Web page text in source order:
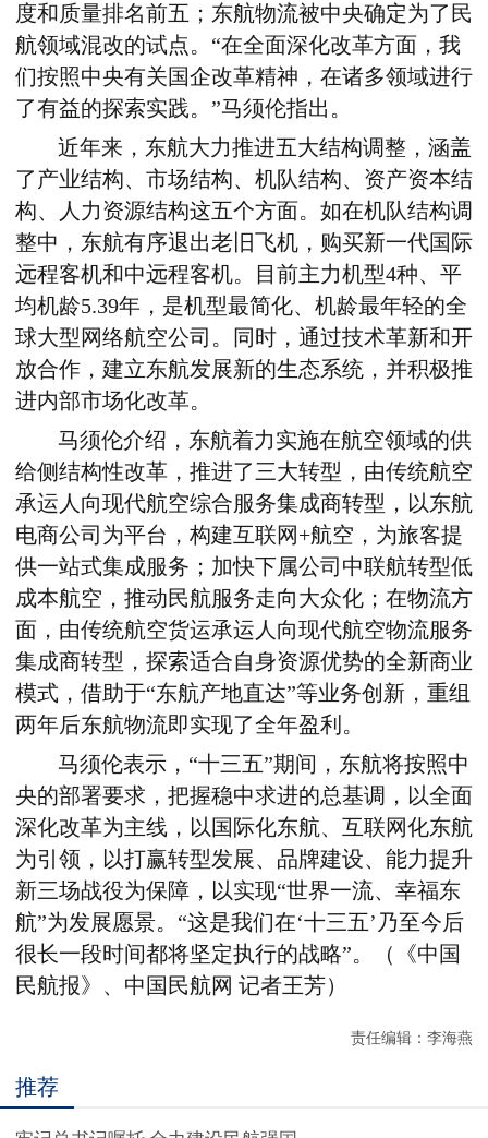
度和质量排名前五；东航物流被中央确定为了民
航领域混改的试点。“在全面深化改革方面，我
们按照中央有关国企改革精神，在诸多领域进行
了有益的探索实践。”马须伦指出。
近年来，东航大力推进五大结构调整，涵盖
了产业结构、市场结构、机队结构、资产资本结
构、人力资源结构这五个方面。如在机队结构调
整中，东航有序退出老旧飞机，购买新一代国际
远程客机和中远程客机。目前主力机型4种、平
均机龄5.39年，是机型最简化、机龄最年轻的全
球大型网络航空公司。同时，通过技术革新和开
放合作，建立东航发展新的生态系统，并积极推
进内部市场化改革。
马须伦介绍，东航着力实施在航空领域的供
给侧结构性改革，推进了三大转型，由传统航空
承运人向现代航空综合服务集成商转型，以东航
电商公司为平台，构建互联网+航空，为旅客提
供一站式集成服务；加快下属公司中联航转型低
成本航空，推动民航服务走向大众化；在物流方
面，由传统航空货运承运人向现代航空物流服务
集成商转型，探索适合自身资源优势的全新商业
模式，借助于“东航产地直达”等业务创新，重组
两年后东航物流即实现了全年盈利。
马须伦表示，“十三五”期间，东航将按照中
央的部署要求，把握稳中求进的总基调，以全面
深化改革为主线，以国际化东航、互联网化东航
为引领，以打赢转型发展、品牌建设、能力提升
新三场战役为保障，以实现“世界一流、幸福东
航”为发展愿景。“这是我们在‘十三五’乃至今后
很长一段时间都将坚定执行的战略”。（《中国
民航报》、中国民航网 记者王芳）
责任编辑：李海燕
推荐